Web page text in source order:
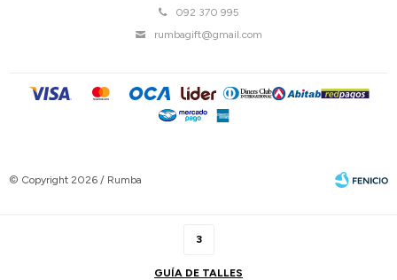
3
GUÍA DE TALLES
092 370 995
rumbagift@gmail.com
© Copyright 2026 / Rumba